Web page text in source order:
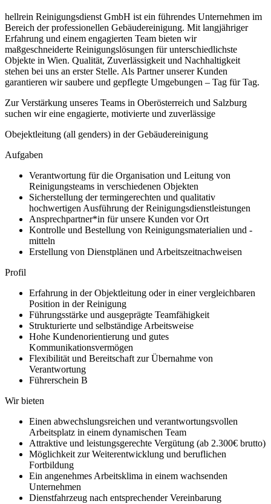
hellrein Reinigungsdienst GmbH ist ein führendes Unternehmen im
Bereich der professionellen Gebäudereinigung. Mit langjähriger
Erfahrung und einem engagierten Team bieten wir
maßgeschneiderte Reinigungslösungen für unterschiedlichste
Objekte in Wien. Qualität, Zuverlässigkeit und Nachhaltigkeit
stehen bei uns an erster Stelle. Als Partner unserer Kunden
garantieren wir saubere und gepflegte Umgebungen – Tag für Tag.
Zur Verstärkung unseres Teams in Oberösterreich und Salzburg
suchen wir eine engagierte, motivierte und zuverlässige
Obejektleitung (all genders) in der Gebäudereinigung
Aufgaben
Verantwortung für die Organisation und Leitung von
Reinigungsteams in verschiedenen Objekten
Sicherstellung der termingerechten und qualitativ
hochwertigen Ausführung der Reinigungsdienstleistungen
Ansprechpartner*in für unsere Kunden vor Ort
Kontrolle und Bestellung von Reinigungsmaterialien und -
mitteln
Erstellung von Dienstplänen und Arbeitszeitnachweisen
Profil
Erfahrung in der Objektleitung oder in einer vergleichbaren
Position in der Reinigung
Führungsstärke und ausgeprägte Teamfähigkeit
Strukturierte und selbständige Arbeitsweise
Hohe Kundenorientierung und gutes
Kommunikationsvermögen
Flexibilität und Bereitschaft zur Übernahme von
Verantwortung
Führerschein B
Wir bieten
Einen abwechslungsreichen und verantwortungsvollen
Arbeitsplatz in einem dynamischen Team
Attraktive und leistungsgerechte Vergütung (ab 2.300€ brutto)
Möglichkeit zur Weiterentwicklung und beruflichen
Fortbildung
Ein angenehmes Arbeitsklima in einem wachsenden
Unternehmen
Dienstfahrzeug nach entsprechender Vereinbarung